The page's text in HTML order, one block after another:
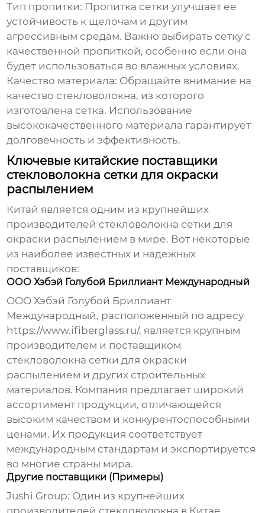
Тип пропитки: Пропитка сетки улучшает ее
устойчивость к щелочам и другим
агрессивным средам. Важно выбирать сетку с
качественной пропиткой, особенно если она
будет использоваться во влажных условиях.
Качество материала: Обращайте внимание на
качество стекловолокна, из которого
изготовлена сетка. Использование
высококачественного материала гарантирует
долговечность и эффективность.
Ключевые китайские поставщики
стекловолокна сетки для окраски
распылением
Китай является одним из крупнейших
производителей стекловолокна сетки для
окраски распылением в мире. Вот некоторые
из наиболее известных и надежных
поставщиков:
ООО Хэбэй Голубой Бриллиант Международный
ООО Хэбэй Голубой Бриллиант
Международный, расположенный по адресу
https://www.ifiberglass.ru/, является крупным
производителем и поставщиком
стекловолокна сетки для окраски
распылением и других строительных
материалов. Компания предлагает широкий
ассортимент продукции, отличающейся
высоким качеством и конкурентоспособными
ценами. Их продукция соответствует
международным стандартам и экспортируется
во многие страны мира.
Другие поставщики (Примеры)
Jushi Group: Один из крупнейших